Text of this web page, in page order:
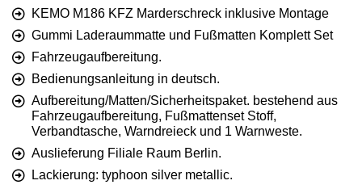
KEMO M186 KFZ Marderschreck inklusive Montage
Gummi Laderaummatte und Fußmatten Komplett Set
Fahrzeugaufbereitung.
Bedienungsanleitung in deutsch.
Aufbereitung/Matten/Sicherheitspaket. bestehend aus
Fahrzeugaufbereitung, Fußmattenset Stoff,
Verbandtasche, Warndreieck und 1 Warnweste.
Auslieferung Filiale Raum Berlin.
Lackierung: typhoon silver metallic.